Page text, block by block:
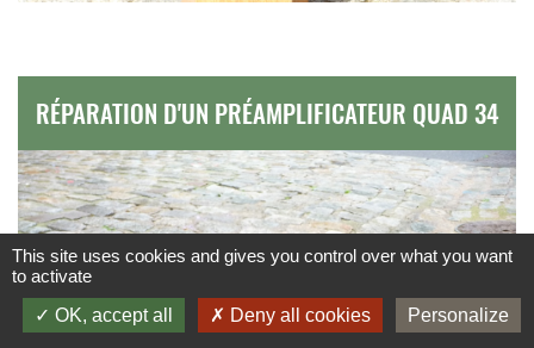
RÉPARATION D'UN PRÉAMPLIFICATEUR QUAD 34
This site uses cookies and gives you control over what you want
to activate
OK, accept all
Deny all cookies Personalize